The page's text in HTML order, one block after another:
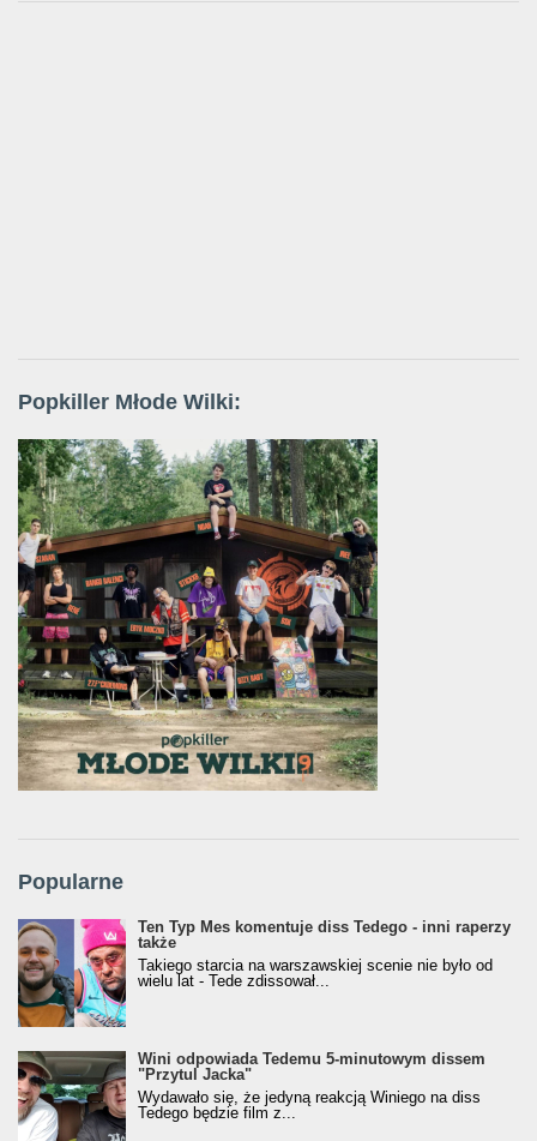
Popkiller Młode Wilki:
Popularne
Ten Typ Mes komentuje diss Tedego - inni raperzy
także
Takiego starcia na warszawskiej scenie nie było od
wielu lat - Tede zdissował...
Wini odpowiada Tedemu 5-minutowym dissem
"Przytul Jacka"
Wydawało się, że jedyną reakcją Winiego na diss
Tedego będzie film z...